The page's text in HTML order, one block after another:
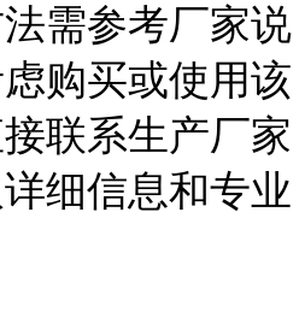
需参考厂家说
购买或使用该
联系生产厂家
细信息和专业